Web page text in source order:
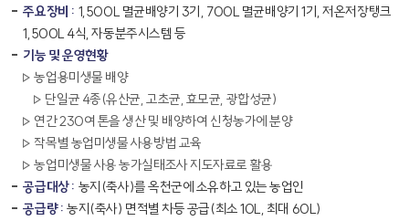
주요장비 : 1,500L 멸균배양기 3기, 700L 멸균배양기 1기, 저온저장탱크
1,500L 4식, 자동분주시스템 등
기능 및 운영현황
농업용미생물 배양
단일균 4종(유산균, 고초균, 효모균, 광합성균)
연간 230여 톤을 생산 및 배양하여 신청농가에 분양
작목별 농업미생물 사용방법 교육
농업미생물 사용 농가실태조사 지도자료로 활용
공급대상 : 농지(축사)를 옥천군에 소유하고 있는 농업인
공급량 : 농지(축사) 면적별 차등 공급(최소 10L, 최대 60L)